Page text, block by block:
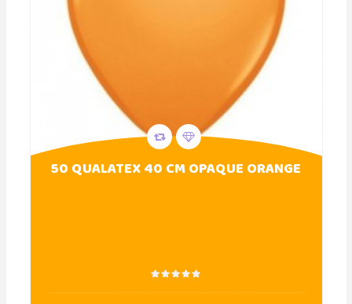
50 QUALATEX 40 CM OPAQUE ORANGE